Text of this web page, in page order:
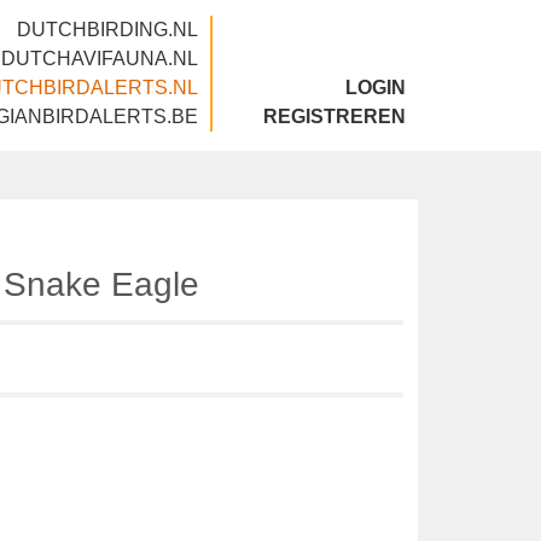
DUTCHBIRDING.NL
DUTCHAVIFAUNA.NL
DUTCHBIRDALERTS.NL
LOGIN
REGISTREREN
Snake Eagle